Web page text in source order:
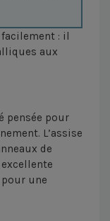
: il
aux
pensée pour
L’assise
de
une